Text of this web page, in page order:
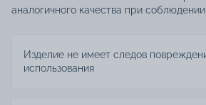
аналогичного качества при
Изделие не имеет следов
использования